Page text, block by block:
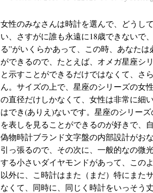
女性のみなさんは時計を選んで、どうし
い、さすがに誰も永遠に18歳できないで
る”がいくらかあって、この時、あなた
ができるので、たとえば、オメガ星座シ
と示すことができるだけではなくて、さ
ん。サイズの上で、星座のシリーズの女
の直径だけしかなくて、女性は非常に細
はでき(ありえ)ないです。星座のシリー
を表しを見ることができるのが好きで、
偽物時計ブランド文字盤の内部設計がお
引っ張るので、その次に、一般的なの微
する小さいダイヤモンドがあって、この
以外に、こ時計はまた（まだ）特にまた
なくて、同時に、同じく時計をいっそう